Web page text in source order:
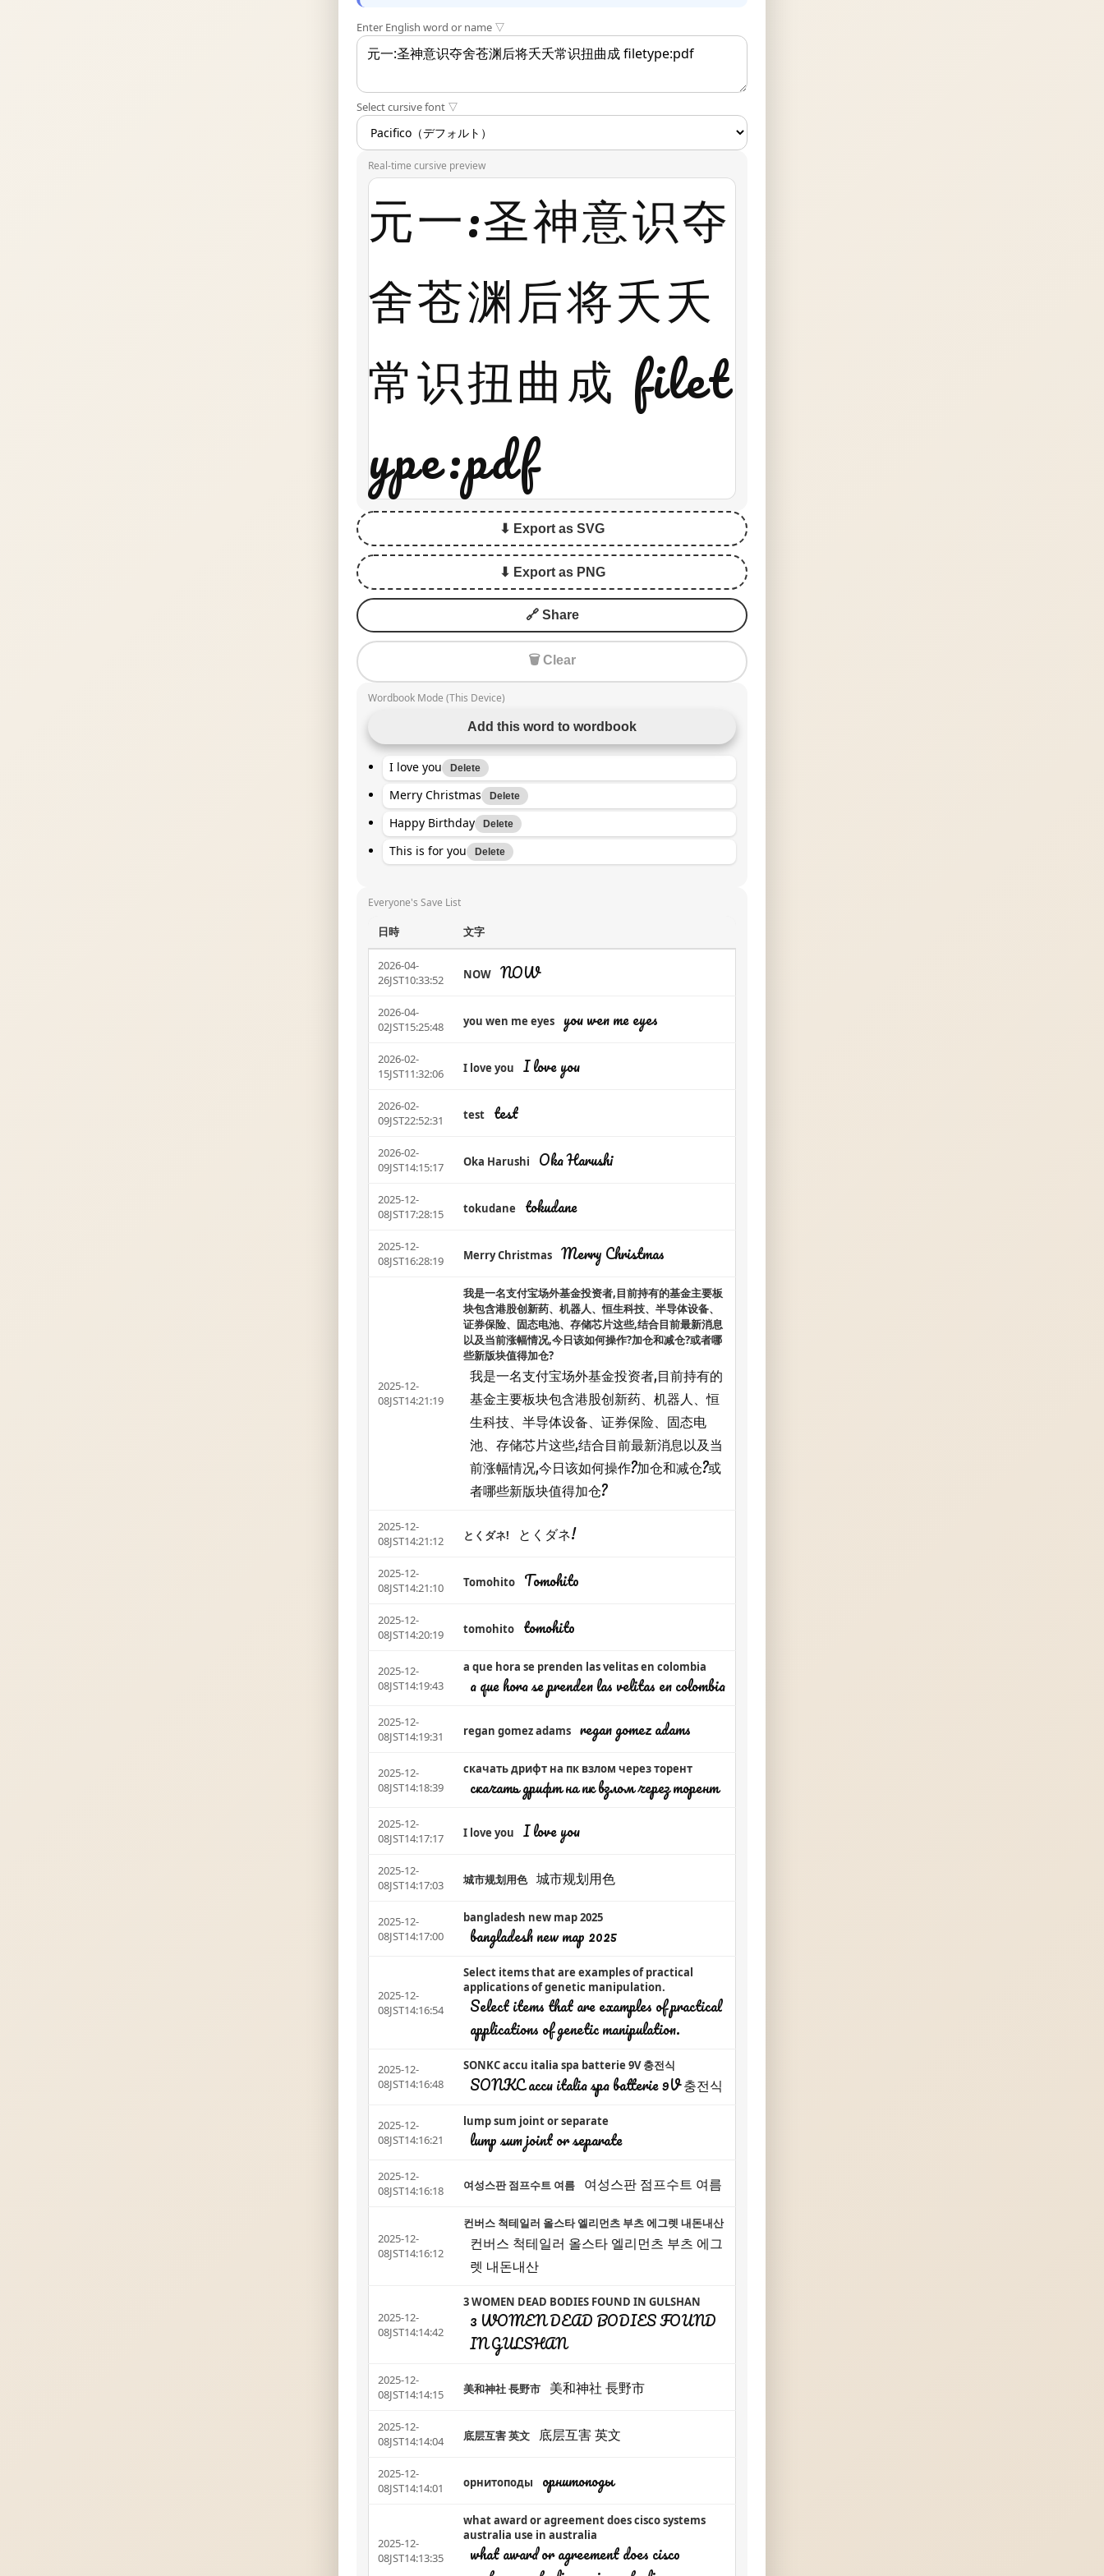
Enter English word or name ▽
Select cursive font ▽
Real-time cursive preview
元一:圣神意识夺
舍苍渊后将夭夭
常识扭曲成 filet
ype:pdf
⬇ Export as SVG
⬇ Export as PNG
🔗 Share
🗑 Clear
Wordbook Mode (This Device)
Add this word to wordbook
I love you Delete
Merry Christmas Delete
Happy Birthday Delete
This is for you Delete
Everyone's Save List
日時 文字
2026-04-
26JST10:33:52
NOW NOW
2026-04-
02JST15:25:48
you wen me eyes you wen me eyes
2026-02-
15JST11:32:06
I love you I love you
2026-02-
09JST22:52:31
test test
2026-02-
09JST14:15:17
Oka Harushi Oka Harushi
2025-12-
08JST17:28:15
tokudane tokudane
2025-12-
08JST16:28:19
Merry Christmas Merry Christmas
2025-12-
08JST14:21:19
我是一名支付宝场外基金投资者,目前持有的基金主要板
块包含港股创新药、机器人、恒生科技、半导体设备、
证券保险、固态电池、存储芯片这些,结合目前最新消息
以及当前涨幅情况,今日该如何操作?加仓和减仓?或者哪
些新版块值得加仓?
我是一名支付宝场外基金投资者,目前持有的
基金主要板块包含港股创新药、机器人、恒
生科技、半导体设备、证券保险、固态电
池、存储芯片这些,结合目前最新消息以及当
前涨幅情况,今日该如何操作?加仓和减仓?或
者哪些新版块值得加仓?
2025-12-
08JST14:21:12
とくダネ! とくダネ!
2025-12-
08JST14:21:10
Tomohito Tomohito
2025-12-
08JST14:20:19
tomohito tomohito
2025-12-
08JST14:19:43
a que hora se prenden las velitas en colombia
a que hora se prenden las velitas en colombia
2025-12-
08JST14:19:31
regan gomez adams regan gomez adams
2025-12-
08JST14:18:39
скачать дрифт на пк взлом через торент
скачать дрифт на пк взлом через торент
2025-12-
08JST14:17:17
I love you I love you
2025-12-
08JST14:17:03
城市规划用色 城市规划用色
2025-12-
08JST14:17:00
bangladesh new map 2025
bangladesh new map 2025
2025-12-
08JST14:16:54
Select items that are examples of practical
applications of genetic manipulation.
Select items that are examples of practical
applications of genetic manipulation.
2025-12-
08JST14:16:48
SONKC accu italia spa batterie 9V 충전식
SONKC accu italia spa batterie 9V 충전식
2025-12-
08JST14:16:21
lump sum joint or separate
lump sum joint or separate
2025-12-
08JST14:16:18
여성스판 점프수트 여름 여성스판 점프수트 여름
2025-12-
08JST14:16:12
컨버스 척테일러 올스타 엘리먼츠 부츠 에그렛 내돈내산
컨버스 척테일러 올스타 엘리먼츠 부츠 에그
렛 내돈내산
2025-12-
08JST14:14:42
3 WOMEN DEAD BODIES FOUND IN GULSHAN
3 WOMEN DEAD BODIES FOUND
IN GULSHAN
2025-12-
08JST14:14:15
美和神社 長野市 美和神社 長野市
2025-12-
08JST14:14:04
底层互害 英文 底层互害 英文
2025-12-
08JST14:14:01
орнитоподы орнитоподы
2025-12-
08JST14:13:35
what award or agreement does cisco systems
australia use in australia
what award or agreement does cisco